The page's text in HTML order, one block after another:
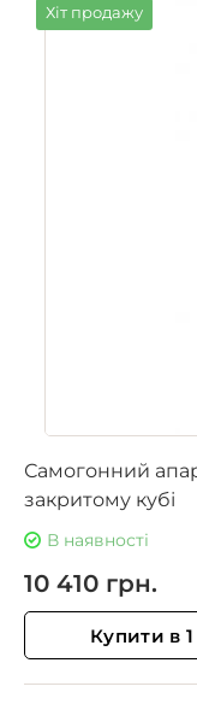
Хіт продажу
Самогонний
закритому кубі
В наявності
10 410 грн.
Купити в 1